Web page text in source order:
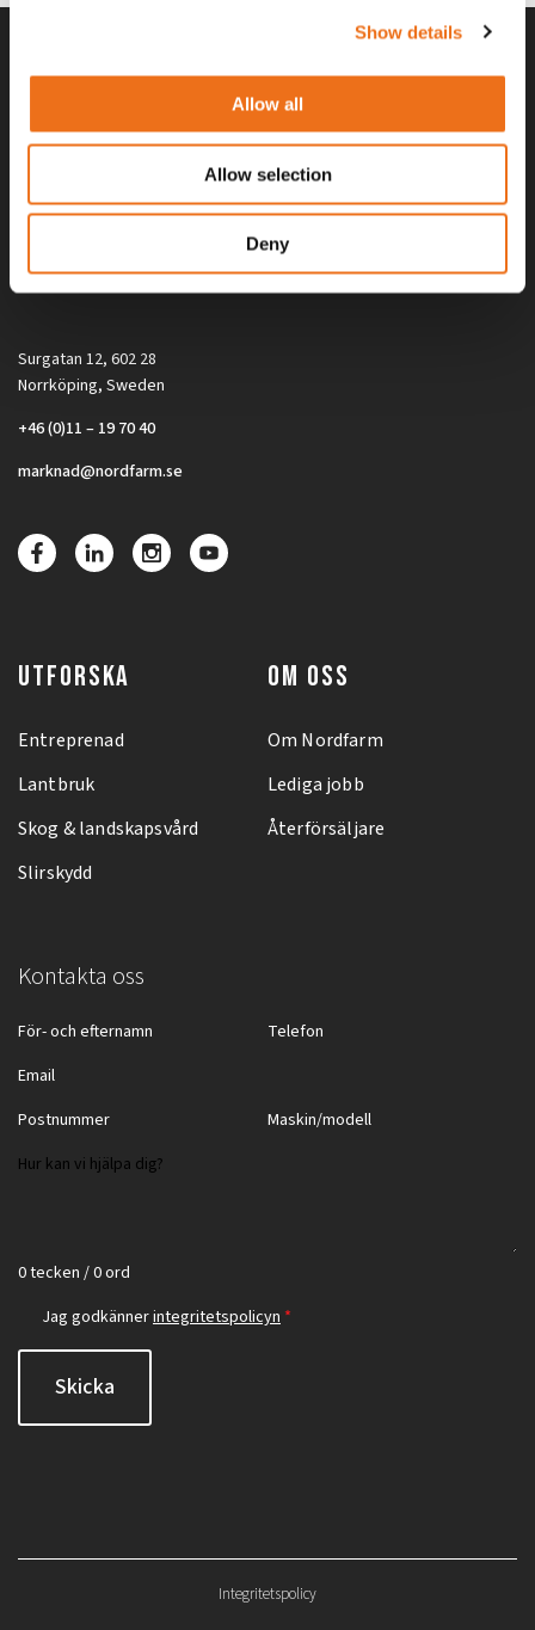
Show details
Allow all
Allow selection
Deny
Alla priser på tillbehör och tillval gäller vid köp av ny maskin. Priserna
gäller inte vid köp av enskild produkt, till exempel
Surgatan 12, 602 28
Norrköping, Sweden
+46 (0)11 – 19 70 40
marknad@nordfarm.se
UTFORSKA
Entreprenad
Lantbruk
Skog & landskapsvård
Slirskydd
OM OSS
Om Nordfarm
Lediga jobb
Återförsäljare
Kontakta oss
0 tecken / 0 ord
Jag godkännerintegritetspolicyn *
Skicka
Integritetspolicy